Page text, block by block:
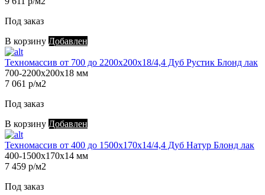
Под заказ
В корзину Добавлен
Техномассив от 700 до 2200х200х18/4,4 Дуб Рустик Блонд лак
700-2200х200х18 мм
7 061 р/м2
Под заказ
В корзину Добавлен
Техномассив от 400 до 1500х170х14/4,4 Дуб Натур Блонд лак
400-1500х170х14 мм
7 459 р/м2
Под заказ